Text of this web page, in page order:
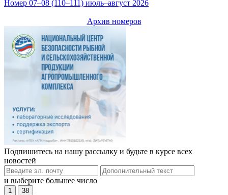
Номер 07–08 (110–111) июль–август 2026
Архив номеров
Подпишитесь на нашу рассылку и будьте в курсе всех
новостей
и выберите большее число
1 38